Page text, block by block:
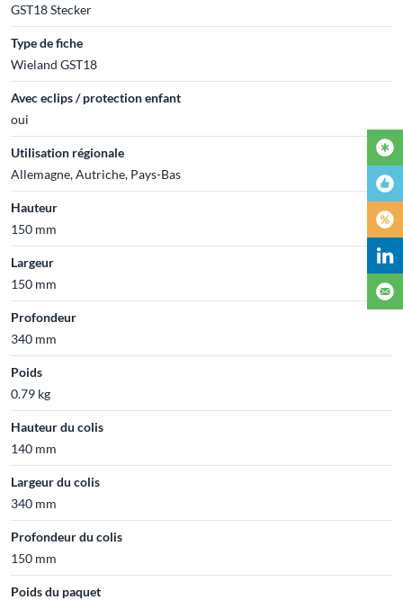
GST18 Stecker
Type de fiche
Wieland GST18
Avec eclips / protection enfant
oui
Utilisation régionale
Allemagne, Autriche, Pays-Bas
Hauteur
150 mm
Largeur
150 mm
Profondeur
340 mm
Poids
0.79 kg
Hauteur du colis
140 mm
Largeur du colis
340 mm
Profondeur du colis
150 mm
Poids du paquet